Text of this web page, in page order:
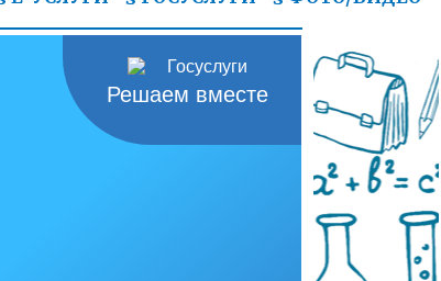
Решаем вместе